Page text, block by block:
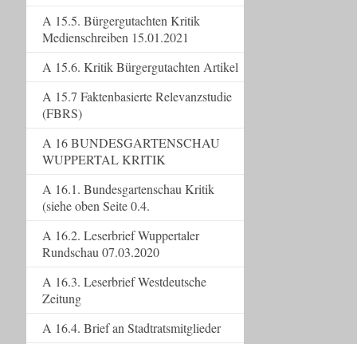
A 15.5. Bürgergutachten Kritik
Medienschreiben 15.01.2021
A 15.6. Kritik Bürgergutachten Artikel
A 15.7 Faktenbasierte Relevanzstudie
(FBRS)
A 16 BUNDESGARTENSCHAU
WUPPERTAL KRITIK
A 16.1. Bundesgartenschau Kritik
(siehe oben Seite 0.4.
A 16.2. Leserbrief Wuppertaler
Rundschau 07.03.2020
A 16.3. Leserbrief Westdeutsche
Zeitung
A 16.4. Brief an Stadtratsmitglieder